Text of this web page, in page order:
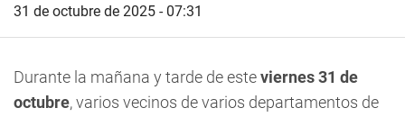
31 de octubre de 2025 - 07:31
Durante la mañana y tarde de esteviernes 31 de
octubre, varios vecinos de varios departamentos de